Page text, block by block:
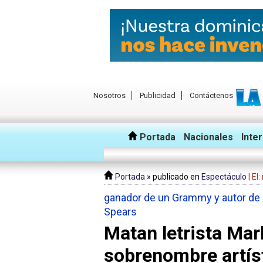
Nosotros Publicidad Contáctenos
Portada Nacionales
Portada » publicado en Espectáculo |
ganador de un Grammy y autor
Spears
Matan letrista
sobrenombre